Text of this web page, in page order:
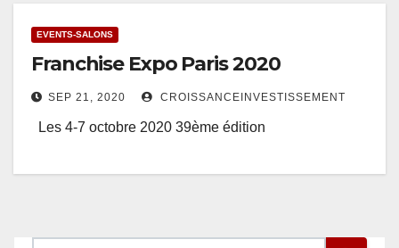
EVENTS-SALONS
Franchise Expo Paris 2020
SEP 21, 2020 CROISSANCEINVESTISSEMENT
Les 4-7 octobre 2020 39ème édition